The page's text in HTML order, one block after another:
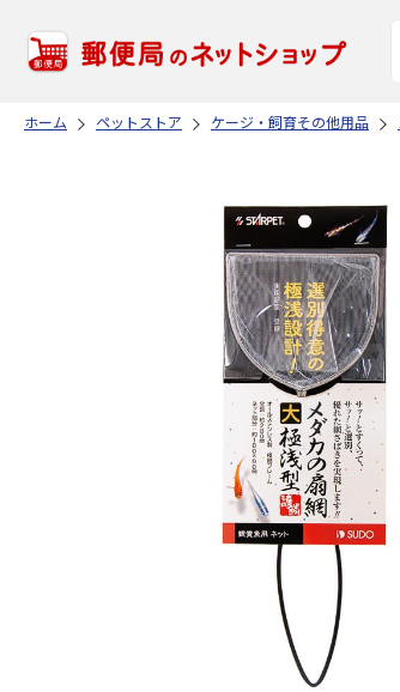
ホーム ペットストア ケージ・飼育その他用品